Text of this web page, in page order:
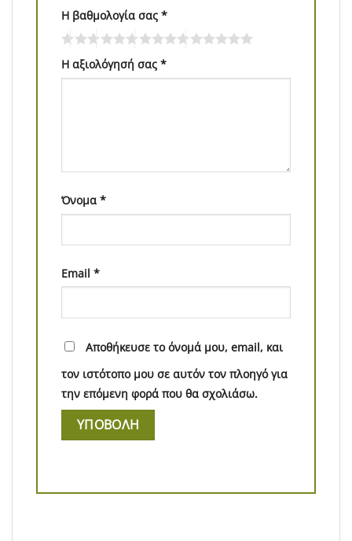
Η βαθμολογία σας *
Η αξιολόγησή σας *
Όνομα *
Email *
Αποθήκευσε το όνομά μου, email, και
τον ιστότοπο μου σε αυτόν τον πλοηγό για
την επόμενη φορά που θα σχολιάσω.